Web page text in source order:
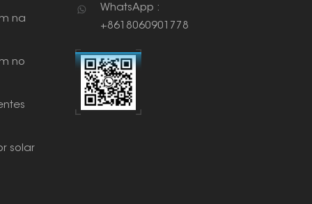
na
no
solar
WhatsApp :
+8618060901778